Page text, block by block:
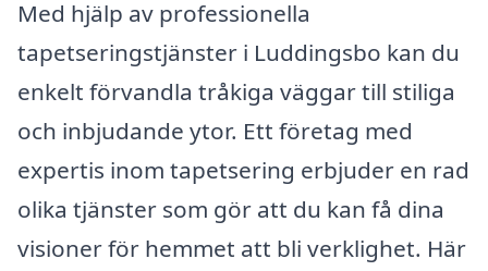
Med hjälp av professionella
tapetseringstjänster i Luddingsbo kan du
enkelt förvandla tråkiga väggar till stiliga
och inbjudande ytor. Ett företag med
expertis inom tapetsering erbjuder en rad
olika tjänster som gör att du kan få dina
visioner för hemmet att bli verklighet. Här